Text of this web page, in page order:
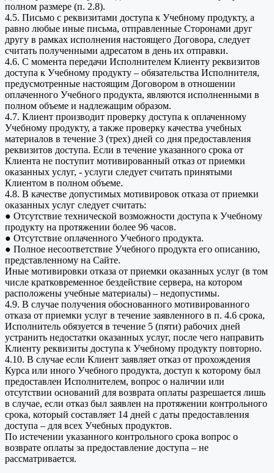
полном размере (п. 2.8).
4.5. Письмо с реквизитами доступа к Учебному продукту, а
равно любые иные письма, отправленные Сторонами друг
другу в рамках исполнения настоящего Договора, следует
считать полученными адресатом в день их отправки.
4.6. С момента передачи Исполнителем Клиенту реквизитов
доступа к Учебному продукту – обязательства Исполнителя,
предусмотренные настоящим Договором в отношении
оплаченного Учебного продукта, являются исполненными в
полном объеме и надлежащим образом.
4.7. Клиент производит проверку доступа к оплаченному
Учебному продукту, а также проверку качества учебных
материалов в течение 3 (трех) дней со дня предоставления
реквизитов доступа. Если в течение указанного срока от
Клиента не поступит мотивированный отказ от приемки
оказанных услуг, - услуги следует считать принятыми
Клиентом в полном объеме.
4.8. В качестве допустимых мотивировок отказа от приемки
оказанных услуг следует считать:
● Отсутствие технической возможности доступа к Учебному
продукту на протяжении более 96 часов.
● Отсутствие оплаченного Учебного продукта.
● Полное несоответствие Учебного продукта его описанию,
представленному на Сайте.
Иные мотивировки отказа от приемки оказанных услуг (в том
числе кратковременное бездействие сервера, на котором
расположены учебные материалы) – недопустимы.
4.9. В случае получения обоснованного мотивированного
отказа от приемки услуг в течение заявленного в п. 4.6 срока,
Исполнитель обязуется в течение 5 (пяти) рабочих дней
устранить недостатки оказанных услуг, после чего направить
Клиенту реквизиты доступа к Учебному продукту повторно.
4.10. В случае если Клиент заявляет отказ от прохождения
Курса или иного Учебного продукта, доступ к которому был
предоставлен Исполнителем, вопрос о наличии или
отсутствии оснований для возврата оплаты разрешается лишь
в случае, если отказ был заявлен на протяжении контрольного
срока, который составляет 14 дней с даты предоставления
доступа – для всех Учебных продуктов.
По истечении указанного контрольного срока вопрос о
возврате оплаты за предоставление доступа – не
рассматривается.